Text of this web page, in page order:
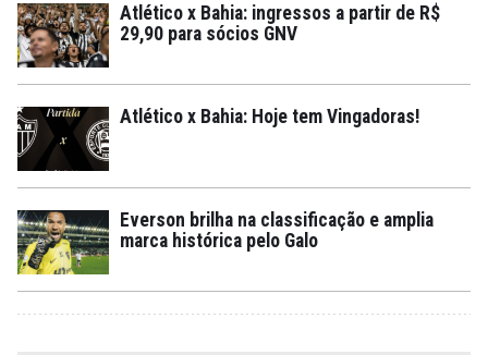
Atlético x Bahia: ingressos a partir de R$
29,90 para sócios GNV
Atlético x Bahia: Hoje tem Vingadoras!
Everson brilha na classificação e amplia
marca histórica pelo Galo